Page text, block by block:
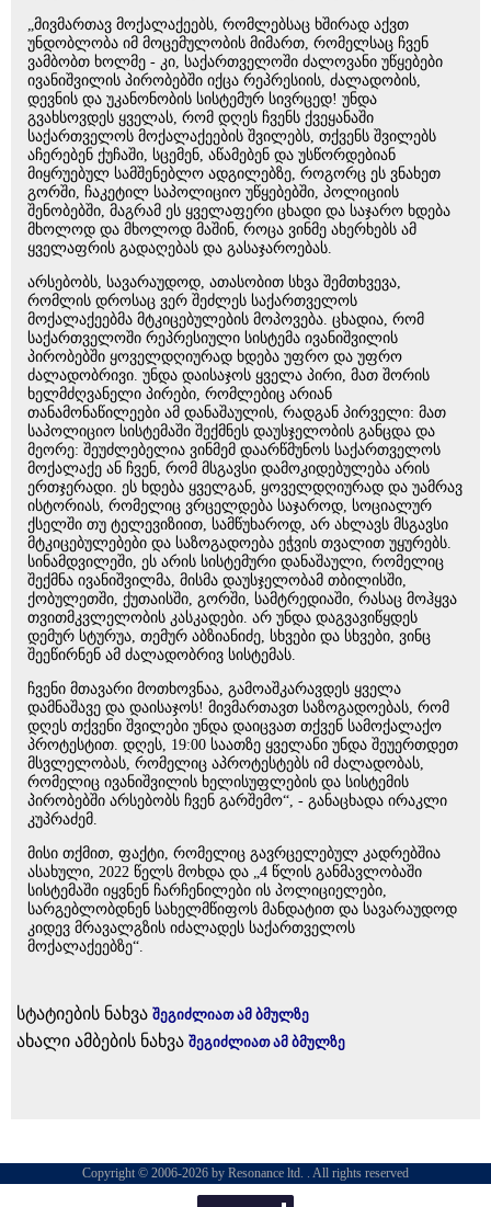
„მივმართავ მოქალაქეებს, რომლებსაც ხშირად აქვთ
უნდობლობა იმ მოცემულობის მიმართ, რომელსაც ჩვენ
ვამბობთ ხოლმე - კი, საქართველოში ძალოვანი უწყებები
ივანიშვილის პირობებში იქცა რეპრესიის, ძალადობის,
დევნის და უკანონობის სისტემურ სივრცედ! უნდა
გვახსოვდეს ყველას, რომ დღეს ჩვენს ქვეყანაში
საქართველოს მოქალაქეების შვილებს, თქვენს შვილებს
აჩერებენ ქუჩაში, სცემენ, აწამებენ და უსწორდებიან
მიყრუებულ სამშენებლო ადგილებზე, როგორც ეს ვნახეთ
გორში, ჩაკეტილ საპოლიციო უწყებებში, პოლიციის
შენობებში, მაგრამ ეს ყველაფერი ცხადი და საჯარო ხდება
მხოლოდ და მხოლოდ მაშინ, როცა ვინმე ახერხებს ამ
ყველაფრის გადაღებას და გასაჯაროებას.
არსებობს, სავარაუდოდ, ათასობით სხვა შემთხვევა,
რომლის დროსაც ვერ შეძლეს საქართველოს
მოქალაქეებმა მტკიცებულების მოპოვება. ცხადია, რომ
საქართველოში რეპრესიული სისტემა ივანიშვილის
პირობებში ყოველდღიურად ხდება უფრო და უფრო
ძალადობრივი. უნდა დაისაჯოს ყველა პირი, მათ შორის
ხელმძღვანელი პირები, რომლებიც არიან
თანამონაწილეები ამ დანაშაულის, რადგან პირველი: მათ
საპოლიციო სისტემაში შექმნეს დაუსჯელობის განცდა და
მეორე: შეუძლებელია ვინმემ დაარწმუნოს საქართველოს
მოქალაქე ან ჩვენ, რომ მსგავსი დამოკიდებულება არის
ერთჯერადი. ეს ხდება ყველგან, ყოველდღიურად და უამრავ
ისტორიას, რომელიც ვრცელდება საჯაროდ, სოციალურ
ქსელში თუ ტელევიზიით, სამწუხაროდ, არ ახლავს მსგავსი
მტკიცებულებები და საზოგადოება ეჭვის თვალით უყურებს.
სინამდვილეში, ეს არის სისტემური დანაშაული, რომელიც
შექმნა ივანიშვილმა, მისმა დაუსჯელობამ თბილისში,
ქობულეთში, ქუთაისში, გორში, სამტრედიაში, რასაც მოჰყვა
თვითმკვლელობის კასკადები. არ უნდა დაგვავიწყდეს
დემურ სტურუა, თემურ აბზიანიძე, სხვები და სხვები, ვინც
შეეწირნენ ამ ძალადობრივ სისტემას.
ჩვენი მთავარი მოთხოვნაა, გამოაშკარავდეს ყველა
დამნაშავე და დაისაჯოს! მივმართავთ საზოგადოებას, რომ
დღეს თქვენი შვილები უნდა დაიცვათ თქვენ სამოქალაქო
პროტესტით. დღეს, 19:00 საათზე ყველანი უნდა შეუერთდეთ
მსვლელობას, რომელიც აპროტესტებს იმ ძალადობას,
რომელიც ივანიშვილის ხელისუფლების და სისტემის
პირობებში არსებობს ჩვენ გარშემო“, - განაცხადა ირაკლი
კუპრაძემ.
მისი თქმით, ფაქტი, რომელიც გავრცელებულ კადრებშია
ასახული, 2022 წელს მოხდა და „4 წლის განმავლობაში
სისტემაში იყვნენ ჩარჩენილები ის პოლიციელები,
სარგებლობდნენ სახელმწიფოს მანდატით და სავარაუდოდ
კიდევ მრავალგზის იძალადეს საქართველოს
მოქალაქეებზე“.
სტატიების ნახვა შეგიძლიათ ამ ბმულზე
ახალი ამბების ნახვა შეგიძლიათ ამ ბმულზე
Copyright © 2006-2026 by Resonance ltd. . All rights reserved